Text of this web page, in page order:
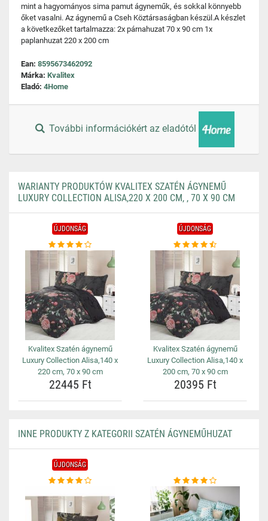
mint a hagyományos sima pamut ágyneműk, és sokkal könnyebb
őket vasalni. Az ágynemű a Cseh Köztársaságban készül.A készlet
a következőket tartalmazza: 2x párnahuzat 70 x 90 cm 1x
paplanhuzat 220 x 200 cm
Ean: 8595673462092
Márka: Kvalitex
Eladó: 4Home
További információkért az eladótól
WARIANTY PRODUKTÓW KVALITEX SZATÉN ÁGYNEMŰ
LUXURY COLLECTION ALISA,220 X 200 CM, , 70 X 90 CM
ÚJDONSÁG
Kvalitex Szatén ágynemű
Luxury Collection Alisa,140 x
220 cm, 70 x 90 cm
22445 Ft
ÚJDONSÁG
Kvalitex Szatén ágynemű
Luxury Collection Alisa,140 x
200 cm, 70 x 90 cm
20395 Ft
INNE PRODUKTY Z KATEGORII SZATÉN ÁGYNEMŰHUZAT
ÚJDONSÁG